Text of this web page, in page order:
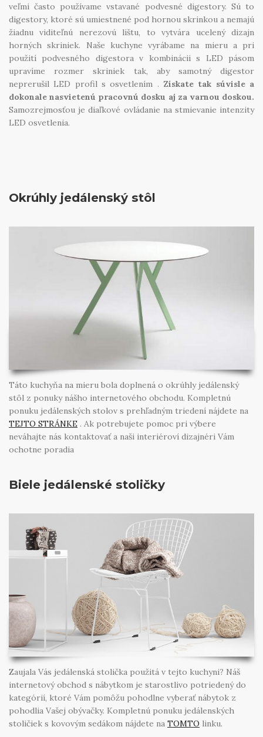
veľmi často používame vstavané podvesné digestory. Sú to
digestory, ktoré sú umiestnené pod hornou skrinkou a nemajú
žiadnu viditeľnú nerezovú lištu, to vytvára ucelený dizajn
horných skriniek. Naše kuchyne vyrábame na mieru a pri
použití podvesného digestora v kombinácii s LED pásom
upravíme rozmer skriniek tak, aby samotný digestor
neprerušil LED profil s osvetlením . Získate tak súvisle a
dokonale nasvietenú pracovnú dosku aj za varnou doskou.
Samozrejmosťou je diaľkové ovládanie na stmievanie intenzity
LED osvetlenia.
Okrúhly jedálenský stôl
Táto kuchyňa na mieru bola doplnená o okrúhly jedálenský
stôl z ponuky nášho internetového obchodu. Kompletnú
ponuku jedálenských stolov s prehľadným triedení nájdete na
TEJTO STRÁNKE . Ak potrebujete pomoc pri výbere
neváhajte nás kontaktovať a naši interiéroví dizajnéri Vám
ochotne poradia
Biele jedálenské stoličky
Zaujala Vás jedálenská stolička použitá v tejto kuchyni? Náš
internetový obchod s nábytkom je starostlivo potriedený do
kategórií, ktoré Vám pomôžu pohodlne vyberať nábytok z
pohodlia Vašej obývačky. Kompletnú ponuku jedálenských
stoličiek s kovovým sedákom nájdete na TOMTO linku.